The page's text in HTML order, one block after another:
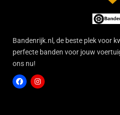
Bandenrijk.nl, de beste plek voor
perfecte banden voor jouw
ons nu!